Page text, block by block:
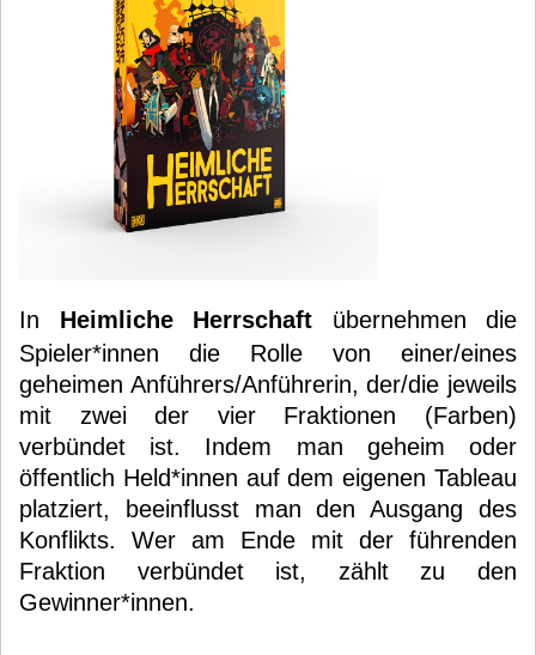
In Heimliche Herrschaft übernehmen die
Spieler*innen die Rolle von einer/eines
geheimen Anführers/Anführerin, der/die jeweils
mit zwei der vier Fraktionen (Farben)
verbündet ist. Indem man geheim oder
öffentlich Held*innen auf dem eigenen Tableau
platziert, beeinflusst man den Ausgang des
Konflikts. Wer am Ende mit der führenden
Fraktion verbündet ist, zählt zu den
Gewinner*innen.